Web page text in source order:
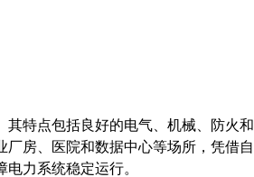
特点包括良好的电气、机械、防火和
房、医院和数据中心等场所，凭借自
力系统稳定运行。